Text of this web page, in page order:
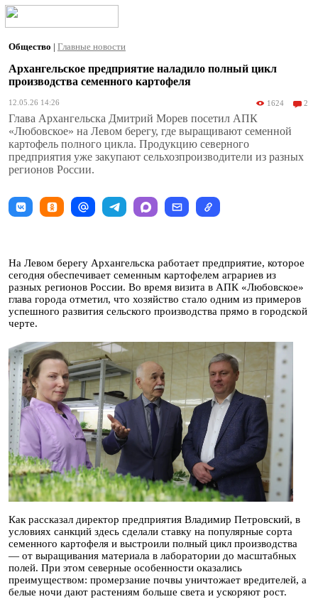
Общество | Главные новости
Архангельское предприятие наладило полный цикл
производства семенного картофеля
12.05.26 14:26 1624 2
Глава Архангельска Дмитрий Морев посетил АПК
«Любовское» на Левом берегу, где выращивают семенной
картофель полного цикла. Продукцию северного
предприятия уже закупают сельхозпроизводители из разных
регионов России.
На Левом берегу Архангельска работает предприятие, которое
сегодня обеспечивает семенным картофелем аграриев из
разных регионов России. Во время визита в АПК «Любовское»
глава города отметил, что хозяйство стало одним из примеров
успешного развития сельского производства прямо в городской
черте.
Как рассказал директор предприятия Владимир Петровский, в
условиях санкций здесь сделали ставку на популярные сорта
семенного картофеля и выстроили полный цикл производства
— от выращивания материала в лаборатории до масштабных
полей. При этом северные особенности оказались
преимуществом: промерзание почвы уничтожает вредителей, а
белые ночи дают растениям больше света и ускоряют рост.